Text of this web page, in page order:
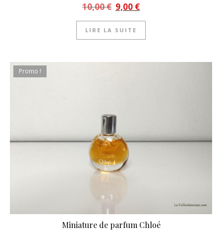
10,00€ Le prix initial était : 10,00 €.
9,00 €Le prix actuel est : 9,00 €.
LIRE LA SUITE
Promo !
Miniature de parfum Chloé